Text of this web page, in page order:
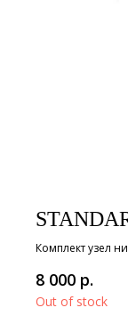
Комплект узел
8 000 р.
Out of stock